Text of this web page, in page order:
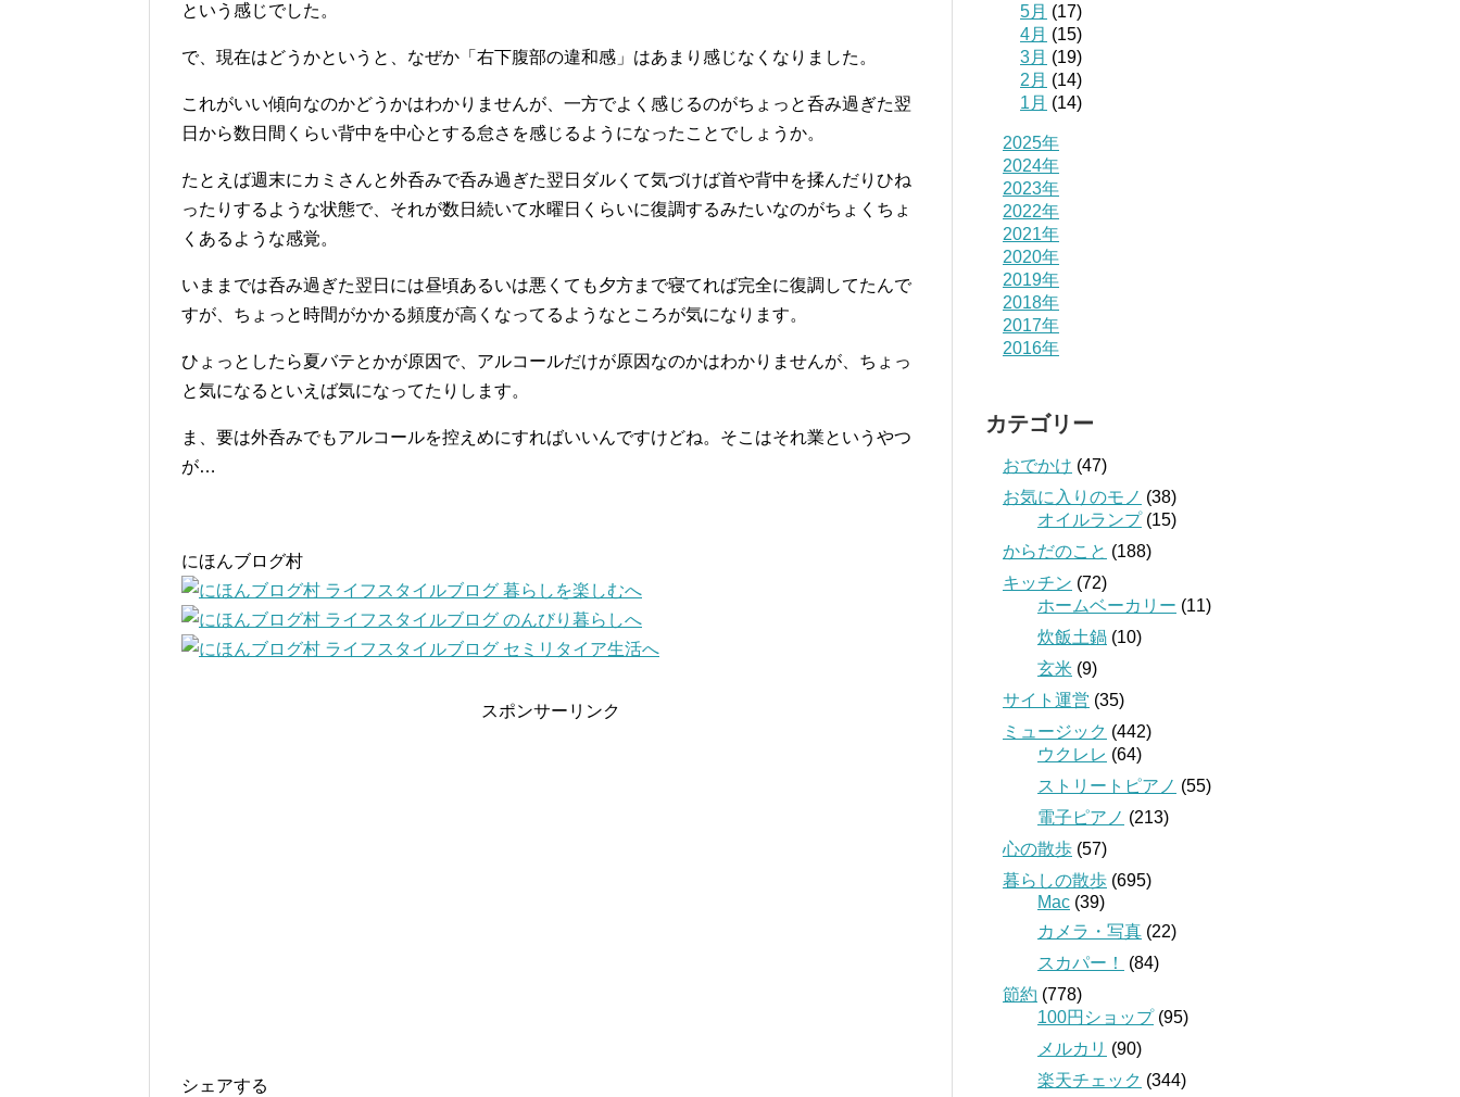
という感じでした。
で、現在はどうかというと、なぜか「右下腹部の違和感」はあまり感じなくなりました。
これがいい傾向なのかどうかはわかりませんが、一方でよく感じるのがちょっと呑み過ぎた翌
日から数日間くらい背中を中心とする怠さを感じるようになったことでしょうか。
たとえば週末にカミさんと外呑みで呑み過ぎた翌日ダルくて気づけば首や背中を揉んだりひね
ったりするような状態で、それが数日続いて水曜日くらいに復調するみたいなのがちょくちょ
くあるような感覚。
いままでは呑み過ぎた翌日には昼頃あるいは悪くても夕方まで寝てれば完全に復調してたんで
すが、ちょっと時間がかかる頻度が高くなってるようなところが気になります。
ひょっとしたら夏バテとかが原因で、アルコールだけが原因なのかはわかりませんが、ちょっ
と気になるといえば気になってたりします。
ま、要は外呑みでもアルコールを控えめにすればいいんですけどね。そこはそれ業というやつ
が…
にほんブログ村
スポンサーリンク
シェアする
5月 (17)
4月 (15)
3月 (19)
2月 (14)
1月 (14)
2025年
2024年
2023年
2022年
2021年
2020年
2019年
2018年
2017年
2016年
カテゴリー
おでかけ (47)
お気に入りのモノ (38)
オイルランプ(15)
からだのこと (188)
キッチン (72)
ホームベーカリー (11)
炊飯土鍋 (10)
玄米 (9)
サイト運営 (35)
ミュージック (442)
ウクレレ (64)
ストリートピアノ (55)
電子ピアノ (213)
心の散歩 (57)
暮らしの散歩 (695)
Mac (39)
カメラ・写真 (22)
スカパー！
(84)
節約 (778)
100円ショップ(95)
メルカリ (90)
楽天チェック (344)